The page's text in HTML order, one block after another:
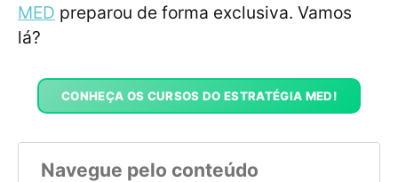
MED preparou de forma exclusiva. Vamos
lá?
CONHEÇA OS CURSOS DO ESTRATÉGIA MED!
Navegue pelo conteúdo